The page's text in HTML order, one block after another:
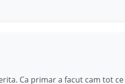
Ca primar a facut cam tot